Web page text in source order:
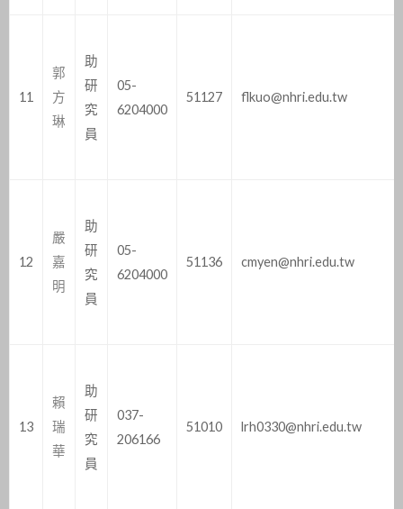
11
郭
方
琳
助
研
究
員
05-
6204000
51127 flkuo@nhri.edu.tw
12
嚴
嘉
明
助
研
究
員
05-
6204000
51136 cmyen@nhri.edu.tw
13
賴
瑞
華
助
研
究
員
037-
206166
51010 lrh0330@nhri.edu.tw